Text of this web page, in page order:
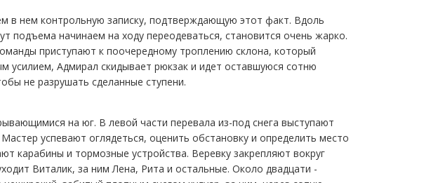
в нем контрольную записку, подтверждающую этот факт. Вдоль
подъема начинаем на ходу переодеваться, становится очень жарко.
приступают к поочередному троплению склона, который
усилием, Адмирал скидывает рюкзак и идет оставшуюся сотню
не разрушать сделанные ступени.
на юг. В левой части перевала из-под снега выступают
успевают оглядеться, оценить обстановку и определить место
карабины и тормозные устройства. Веревку закрепляют вокруг
Виталик, за ним Лена, Рита и остальные. Около двадцати -